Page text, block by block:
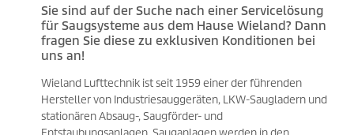
Sie sind auf der Suche nach einer Servicelösung
für Saugsysteme aus dem Hause Wieland? Dann
fragen Sie diese zu exklusiven Konditionen bei
uns an!
Wieland Lufttechnik ist seit 1959 einer der führenden
Hersteller von Industriesauggeräten, LKW-Saugladern und
stationären Absaug-, Saugförder- und